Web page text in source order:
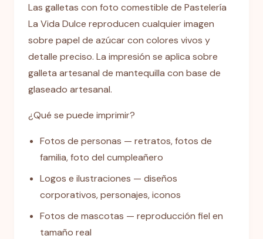
Las galletas con foto comestible de Pastelería
La Vida Dulce reproducen cualquier imagen
sobre papel de azúcar con colores vivos y
detalle preciso. La impresión se aplica sobre
galleta artesanal de mantequilla con base de
glaseado artesanal.
¿Qué se puede imprimir?
Fotos de personas — retratos, fotos de
familia, foto del cumpleañero
Logos e ilustraciones — diseños
corporativos, personajes, iconos
Fotos de mascotas — reproducción fiel en
tamaño real